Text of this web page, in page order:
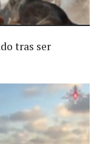
tras ser